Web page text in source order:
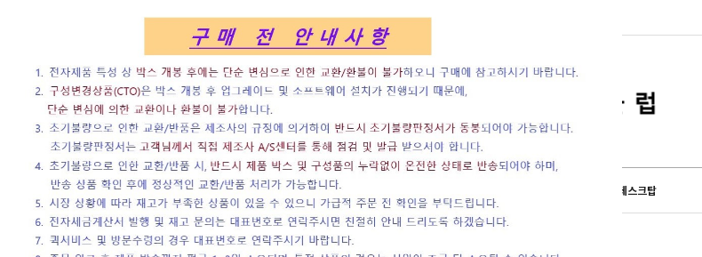
회원가입 주문하기 마이페이지
노트클럽(NoteClub) 쇼핑몰이 오...
노트클럽 2025년도 설 연휴 및 배송...
데스크탑